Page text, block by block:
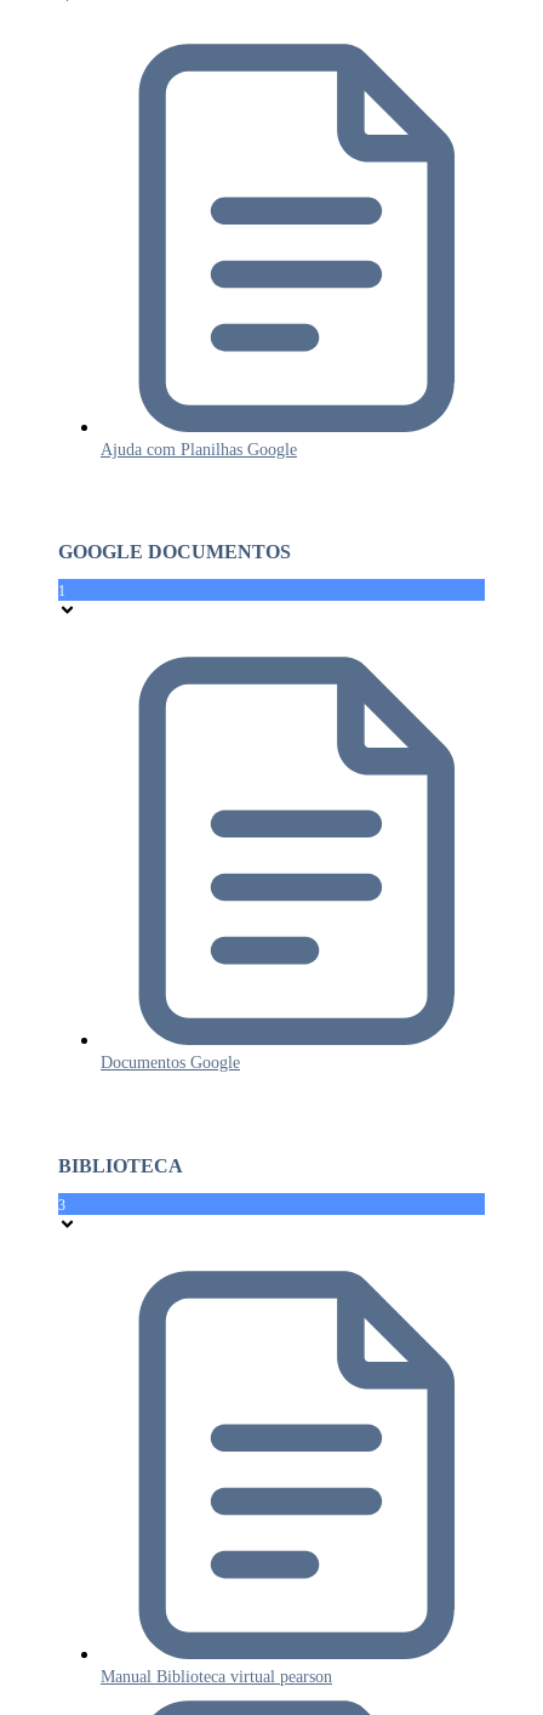
Ajuda com Planilhas Google
GOOGLE DOCUMENTOS
1
Documentos Google
BIBLIOTECA
3
Manual Biblioteca virtual pearson